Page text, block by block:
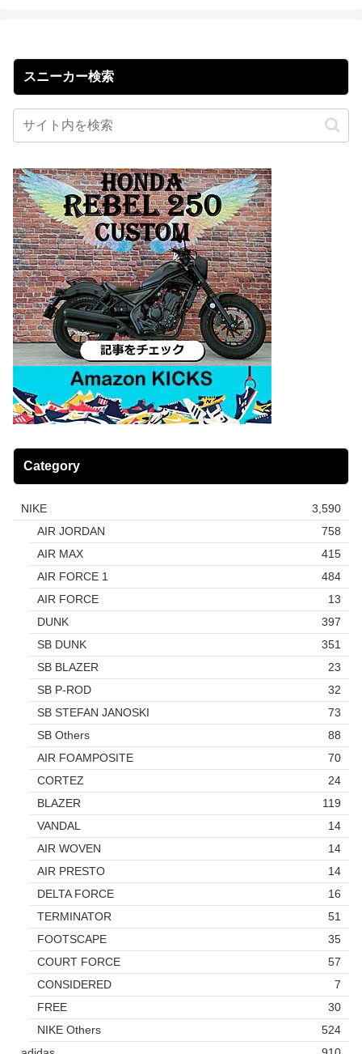
スニーカー検索
Category
NIKE
3,590
AIR JORDAN
758
AIR MAX
415
AIR FORCE 1
484
AIR FORCE
13
DUNK
397
SB DUNK
351
SB BLAZER
23
SB P-ROD
32
SB STEFAN JANOSKI
73
SB Others
88
AIR FOAMPOSITE
70
CORTEZ
24
BLAZER
119
VANDAL
14
AIR WOVEN
14
AIR PRESTO
14
DELTA FORCE
16
TERMINATOR
51
FOOTSCAPE
35
COURT FORCE
57
CONSIDERED
7
FREE
30
NIKE Others
524